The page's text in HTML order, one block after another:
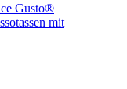
Gusto®
mit